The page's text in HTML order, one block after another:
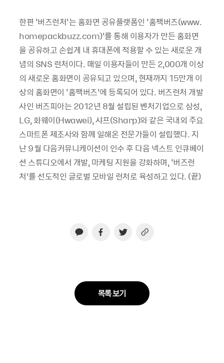
한편 ‘버즈런처’는 홈화면 공유플랫폼인 ‘홈팩버즈(www.
homepackbuzz.com)’를 통해 이용자가 만든 홈화면
을 공유하고 손쉽게 내 휴대폰에 적용할 수 있는 새로운 개
념의 SNS 런처이다. 매일 이용자들이 만든 2,000개 이상
의 새로운 홈화면이 공유되고 있으며, 현재까지 15만개 이
상의 홈화면이 ‘홈팩버즈’에 등록되어 있다. 버즈런처 개발
사인 버즈피아는 2012년 8월 설립된 벤처기업으로 삼성,
LG,화웨이(Hwawei),샤프(Sharp)와 같은 국내외 주요
스마트폰 제조사와 함께 일해온 전문가들이 설립했다.지
난9월 다음커뮤니케이션이 인수 후 다음 넥스트 인큐베이
션 스튜디오에서 개발, 마케팅 지원을 강화하며, ‘버즈런
처’를 선도적인 글로벌 모바일 런처로 육성하고 있다. (끝)
목록 보기